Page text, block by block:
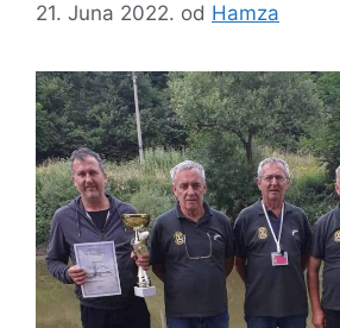
21. Juna 2022. od Hamza